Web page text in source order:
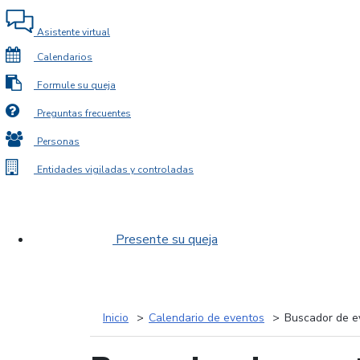
Asistente virtual
Calendarios
Formule su queja
Preguntas frecuentes
Personas
Entidades vigiladas y controladas
Presente su queja
Inicio Calendario de eventos Buscador de